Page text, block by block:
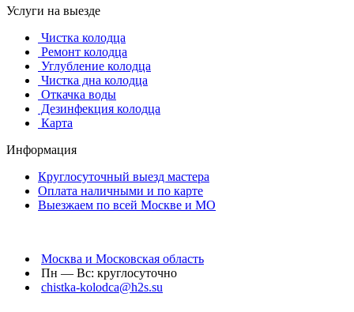
Услуги на выезде
Чистка колодца
Ремонт колодца
Углубление колодца
Чистка дна колодца
Откачка воды
Дезинфекция колодца
Карта
Информация
Круглосуточный выезд мастера
Оплата наличными и по карте
Выезжаем по всей Москве и МО
Москва и Московская область
Пн — Вс: круглосуточно
chistka-kolodca@h2s.su